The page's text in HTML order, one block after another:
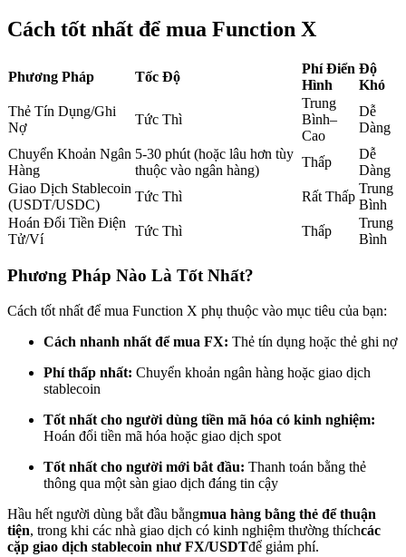
USDC Futures vĩnh cửu
Sao chép Giao dịch
Tham gia cùng các nhà giao dịch hàng đầu
Tận hưởng chia sẻ lợi nhuận và hoa hồng giao dịch sao chép
Cách tốt nhất để mua Function X
Phương Pháp Tốc Độ
Phí Điển
Hình
Độ
Khó
Thẻ Tín Dụng/Ghi
Nợ
Tức Thì
Trung
Bình–
Cao
Dễ
Dàng
Chuyển Khoản Ngân
Hàng
5-30 phút (hoặc lâu hơn tùy
thuộc vào ngân hàng)
Thấp
Dễ
Dàng
Giao Dịch Stablecoin
(USDT/USDC)
Tức Thì Rất Thấp
Trung
Bình
Hoán Đổi Tiền Điện
Tử/Ví
Tức Thì Thấp
Trung
Bình
Phương Pháp Nào Là Tốt Nhất?
Cách tốt nhất để mua Function X phụ thuộc vào mục tiêu của bạn:
Cách nhanh nhất để mua FX: Thẻ tín dụng hoặc thẻ ghi nợ
Phí thấp nhất: Chuyển khoản ngân hàng hoặc giao dịch
stablecoin
Tốt nhất cho người dùng tiền mã hóa có kinh nghiệm:
Hoán đổi tiền mã hóa hoặc giao dịch spot
Tốt nhất cho người mới bắt đầu: Thanh toán bằng thẻ
thông qua một sàn giao dịch đáng tin cậy
Hầu hết người dùng bắt đầu bằngmua hàng bằng thẻ để thuận
tiện, trong khi các nhà giao dịch có kinh nghiệm thường thíchcác
cặp giao dịch stablecoin như FX/USDTđể giảm phí.